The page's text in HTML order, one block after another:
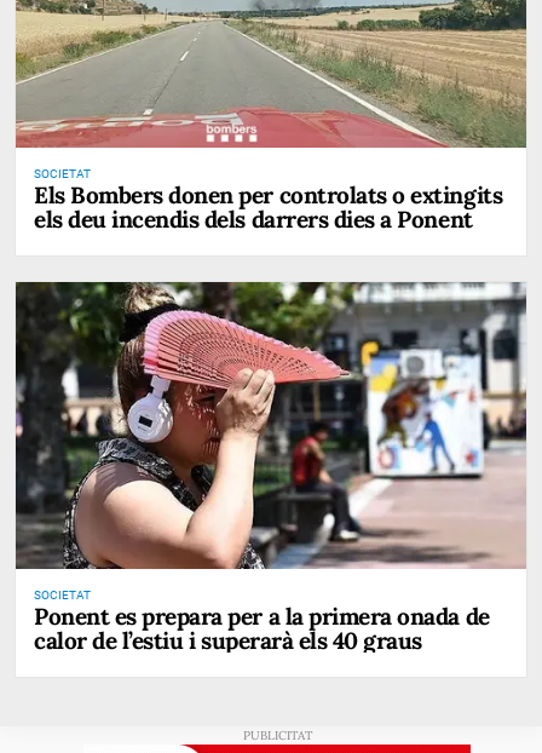
SOCIETAT
Els Bombers donen per controlats o extingits
els deu incendis dels darrers dies a Ponent
SOCIETAT
Ponent es prepara per a la primera onada de
calor de l’estiu i superarà els 40 graus